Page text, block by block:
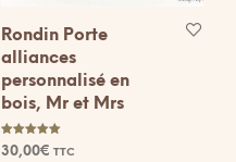
Rondin Porte
alliances
personnalisé en
bois, Mr et Mrs
Note
5.00
30,00€ TTC